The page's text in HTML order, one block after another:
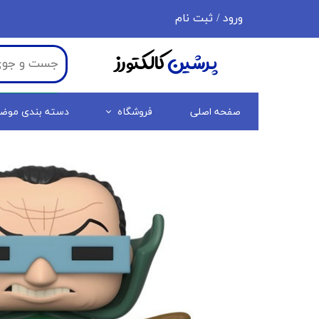
ورود / ثبت نام
حساب کاربری من
تغییر گذر واژه
سفارشات
خروج از حساب کاربری
صفحه اصلی فروشگاه دسته بندی
پرشینکالکتورز